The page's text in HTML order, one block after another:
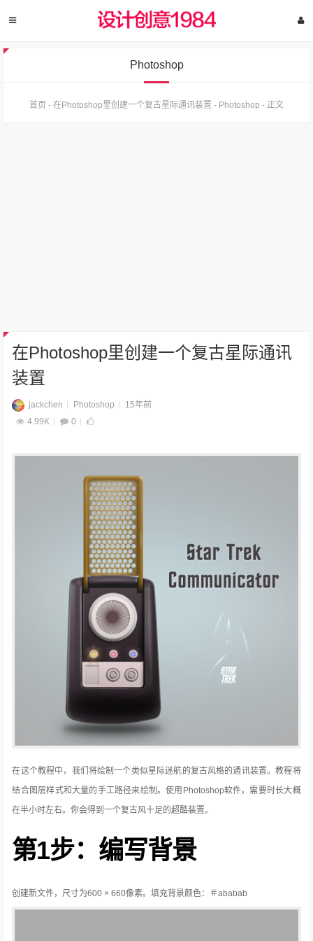
Photoshop
首页 - 在Photoshop里创建一个复古星际通讯装置 - Photoshop - 正文
在Photoshop里创建一个复古星际通讯
装置
jackchen Photoshop
15年前
4.99K
0
在这个教程中，我们将绘制一个类似星际迷航的复古风格的通讯装置。教程将
结合图层样式和大量的手工路径来绘制。使用Photoshop软件，需要时长大概
在半小时左右。你会得到一个复古风十足的超酷装置。
第1步：编写背景
创建新文件，尺寸为600 × 660像素。填充背景颜色：＃ababab